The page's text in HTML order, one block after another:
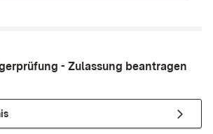
- Zulassung beantragen